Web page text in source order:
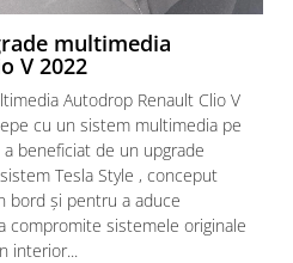
multimedia
V 2022
Autodrop Renault Clio V
cu un sistem multimedia pe
beneficiat de un upgrade
Tesla Style , conceput
bord și pentru a aduce
compromite sistemele originale
interior...